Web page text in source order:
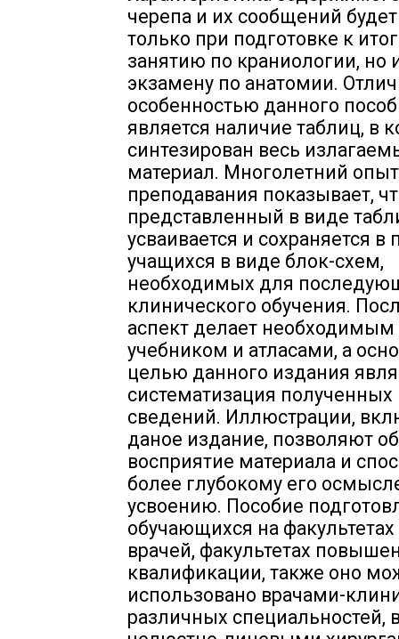
черепа и их сообщений
только при подготовке к
занятию по краниологии, но
экзамену по анатомии.
особенностью данного
является наличие таблиц, в
синтезирован весь
материал. Многолетний опыт
преподавания показывает,
представленный в виде
усваивается и сохраняется в
учащихся в виде блок-схем,
необходимых для
клинического обучения.
аспект делает необходимым
учебником и атласами, а
целью данного издания
систематизация полученных
сведений. Иллюстрации,
даное издание, позволяют
восприятие материала и
более глубокому его
усвоению. Пособие
обучающихся на
врачей, факультетах
квалификации, также оно
использовано врачами-
различных специальностей,